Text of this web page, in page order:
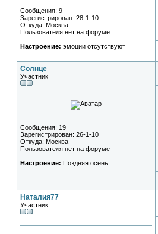
Сообщения: 9
Зарегистрирован: 28-1-10
Откуда: Москва
Пользователя нет на форуме
Настроение: эмоции отсутствуют
Солнце
Участник
Сообщения: 19
Зарегистрирован: 26-1-10
Откуда: Москва
Пользователя нет на форуме
Настроение: Поздняя осень
Наталия77
Участник